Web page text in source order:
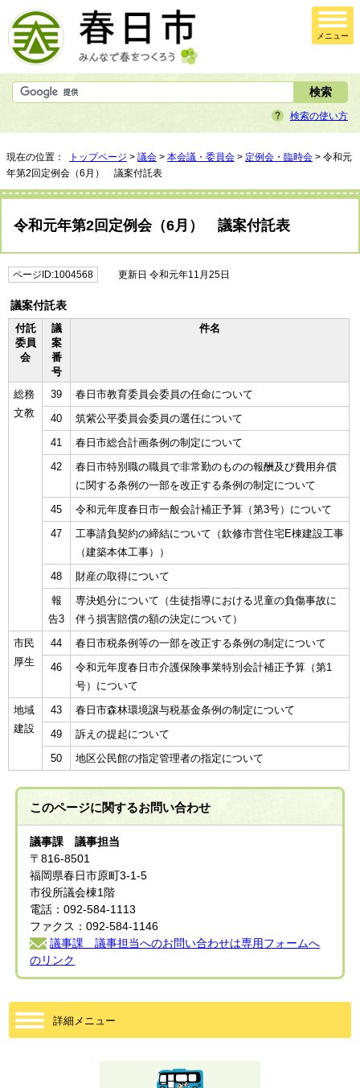
メニュー
検索の使い方
現在の位置： トップページ > 議会 > 本会議・委員会 > 定例会・臨時会 > 令和元
年第2回定例会（6月） 議案付託表
令和元年第2回定例会（6月） 議案付託表
ページID:1004568 更新日 令和元年11月25日
議案付託表
付託
委員
会
議
案
番
号
件名
総務
文教
39
春日市教育委員会委員の任命について
40
筑紫公平委員会委員の選任について
41
春日市総合計画条例の制定について
42
春日市特別職の職員で非常勤のものの報酬及び費用弁償
に関する条例の一部を改正する条例の制定について
45
令和元年度春日市一般会計補正予算（第3号）について
47
工事請負契約の締結について（欽修市営住宅E棟建設工事
（建築本体工事））
48
財産の取得について
報
告3
専決処分について（生徒指導における児童の負傷事故に
伴う損害賠償の額の決定について）
市民
厚生
44
春日市税条例等の一部を改正する条例の制定について
46
令和元年度春日市介護保険事業特別会計補正予算（第1
号）について
地域
建設
43
春日市森林環境譲与税基金条例の制定について
49
訴えの提起について
50
地区公民館の指定管理者の指定について
このページに関するお問い合わせ
議事課 議事担当
〒816-8501
福岡県春日市原町3-1-5
市役所議会棟1階
電話：092-584-1113
ファクス：092-584-1146
議事課 議事担当へのお問い合わせは専用フォームへ
のリンク
詳細メニュー